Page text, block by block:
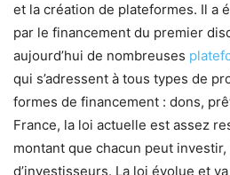
et la création de plateformes. Il a
par le financement du premier
aujourd’hui de nombreuses
qui s’adressent à tous types de
formes de financement : dons,
France, la loi actuelle est assez
montant que chacun peut
d’investisseurs. La loi évolue et